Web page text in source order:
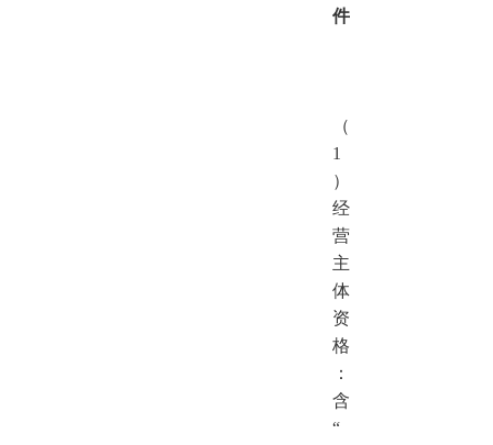
件
（
1
）
经
营
主
体
资
格
：
含
“